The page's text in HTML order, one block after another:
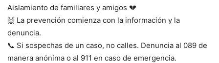
Aislamiento de familiares y amigos 💔
🙌 La prevención comienza con la información y la
denuncia.
📞 Si sospechas de un caso, no calles. Denuncia al 089 de
manera anónima o al 911 en caso de emergencia.